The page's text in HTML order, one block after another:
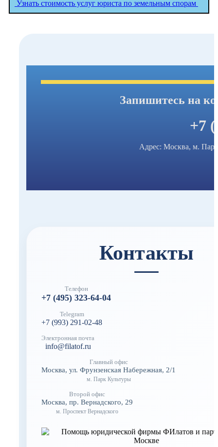
Узнать стоимость услуг юриста по земельным спорам
Запишитесь на
+7
Адрес: Москва, м.
Контакты
Телефон
+7 (495) 323-64-04
Telegram
+7 (993) 291-02-48
Электронная почта
info@filatof.ru
Главный офис
Москва, ул. Фрунзенская Набережная, 2/1
м. Парк Культуры
Второй офис
Москва, пр. Вернадского, 29
м. Проспект Вернадского